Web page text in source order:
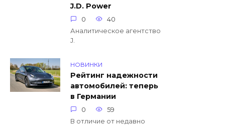
J.D. Power
0
40
Аналитическое агентство
J.
НОВИНКИ
Рейтинг надежности
автомобилей: теперь
в Германии
0
59
В отличие от недавно